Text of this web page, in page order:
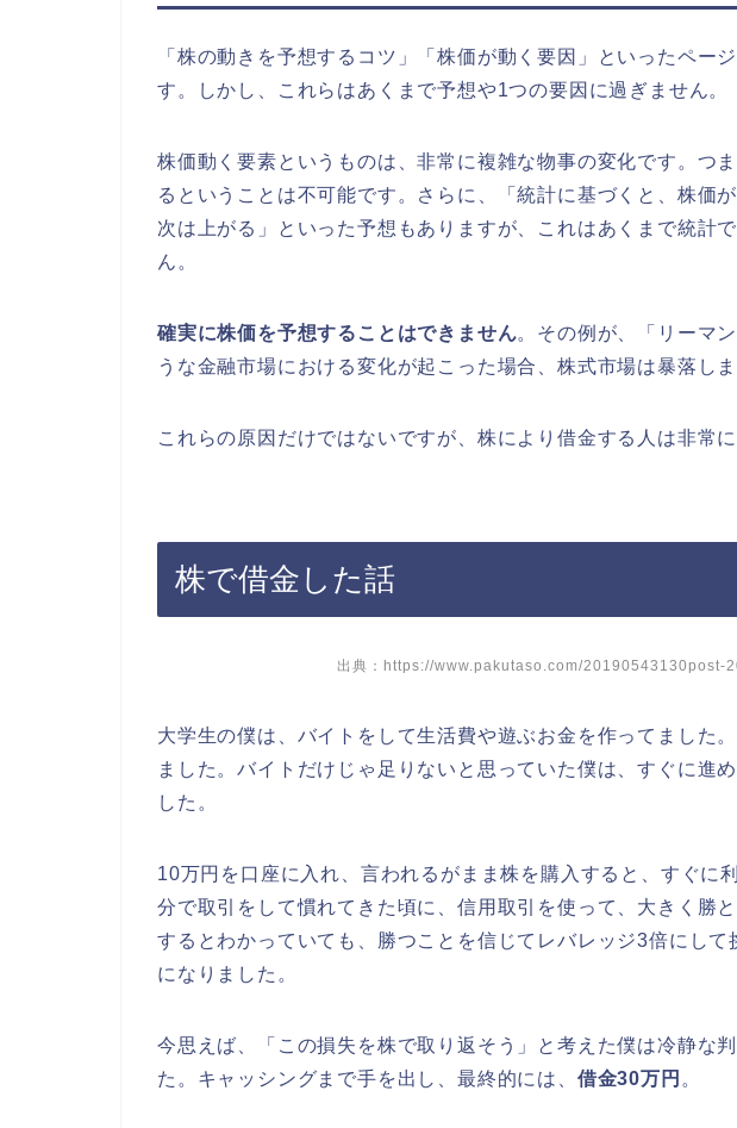
「株の動きを予想するコツ」「株価が動く要因」といったペー
す。しかし、これらはあくまで予想や1つの要因に過ぎません。
株価動く要素というものは、非常に複雑な物事の変化です。つ
るということは不可能です。さらに、「統計に基づくと、株価
次は上がる」といった予想もありますが、これはあくまで統計
ん。
確実に株価を予想することはできません。その例が、「リーマ
うな金融市場における変化が起こった場合、株式市場は暴落しま
これらの原因だけではないですが、株により借金する人は非常に
株で借金した話
出典：https://www.pakutaso.com/20190543130post-
大学生の僕は、バイトをして生活費や遊ぶお金を作ってました
ました。バイトだけじゃ足りないと思っていた僕は、すぐに進
した。
10万円を口座に入れ、言われるがまま株を購入すると、すぐに
分で取引をして慣れてきた頃に、信用取引を使って、大きく勝
するとわかっていても、勝つことを信じてレバレッジ3倍にして
になりました。
今思えば、「この損失を株で取り返そう」と考えた僕は冷静な
た。キャッシングまで手を出し、最終的には、 借金30万円 。